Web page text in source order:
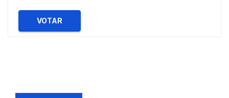
VOTAR